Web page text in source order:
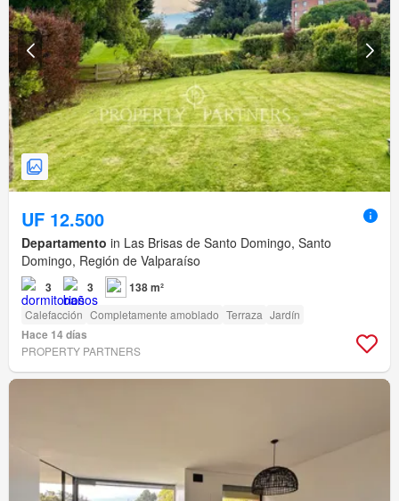
UF 12.500
Departamento in Las Brisas de Santo Domingo, Santo
Domingo, Región de Valparaíso
3 3 138 m²
Calefacción Completamente amoblado Terraza Jardín
Hace 14 días
PROPERTY PARTNERS